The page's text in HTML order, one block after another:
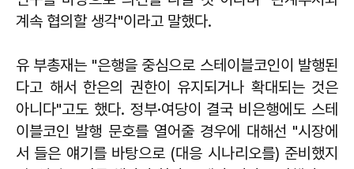
계속 협의할 생각"이라고 말했다.
유 부총재는 "은행을 중심으로 스테이블코인이 발행된
다고 해서 한은의 권한이 유지되거나 확대되는 것은
아니다"고도 했다. 정부·여당이 결국 비은행에도 스테
이블코인 발행 문호를 열어줄 경우에 대해선 "시장에
서 들은 얘기를 바탕으로 (대응 시나리오를) 준비했지